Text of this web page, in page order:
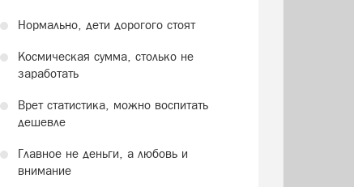
Нормально, дети дорогого стоят
Космическая сумма, столько не
заработать
Врет статистика, можно воспитать
дешевле
Главное не деньги, а любовь и
внимание